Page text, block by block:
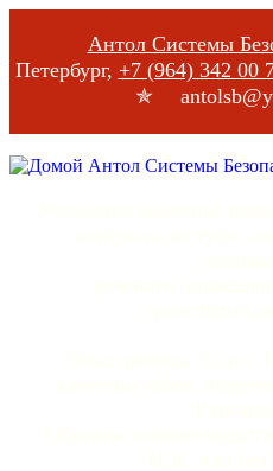
Антол Системы
Петербург, +7 (964) 342 00
✯